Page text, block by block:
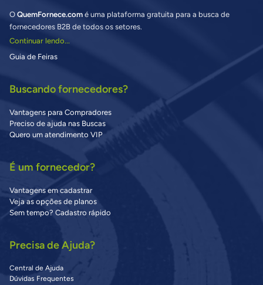
O QuemFornece.com é uma plataforma gratuita para a busca de
fornecedores B2B de todos os setores.
Continuar lendo...
Guia de Feiras
Buscando fornecedores?
Vantagens para Compradores
Preciso de ajuda nas Buscas
Quero um atendimento VIP
É um fornecedor?
Vantagens em cadastrar
Veja as opções de planos
Sem tempo? Cadastro rápido
Precisa de Ajuda?
Central de Ajuda
Dúvidas Frequentes